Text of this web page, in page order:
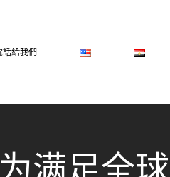
話給我們
满足全